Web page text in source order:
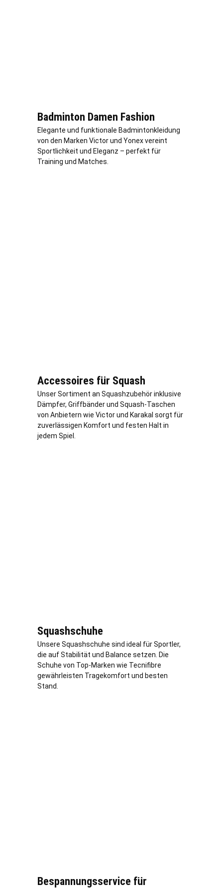
Badminton Damen Fashion
Elegante und funktionale Badmintonkleidung
von den Marken Victor und Yonex vereint
Sportlichkeit und Eleganz – perfekt für
Training und Matches.
Accessoires für Squash
Unser Sortiment an Squashzubehör inklusive
Dämpfer, Griffbänder und Squash-Taschen
von Anbietern wie Victor und Karakal sorgt für
zuverlässigen Komfort und festen Halt in
jedem Spiel.
Squashschuhe
Unsere Squashschuhe sind ideal für Sportler,
die auf Stabilität und Balance setzen. Die
Schuhe von Top-Marken wie Tecnifibre
gewährleisten Tragekomfort und besten
Stand.
Bespannungsservice für